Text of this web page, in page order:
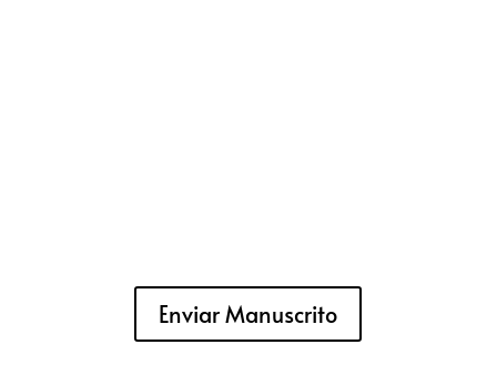
Enviar Manuscrito